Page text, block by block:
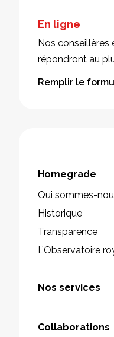
En ligne
Nos conseillères
répondront au
Remplir le
Homegrade
Qui sommes-
Historique
Transparence
L’Observatoire
Nos services
Collaborations